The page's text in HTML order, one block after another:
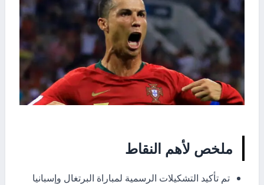
ملخص لأهم النقاط
تم تأكيد التشكيلات الرسمية لمباراة البرتغال وإسبانيا